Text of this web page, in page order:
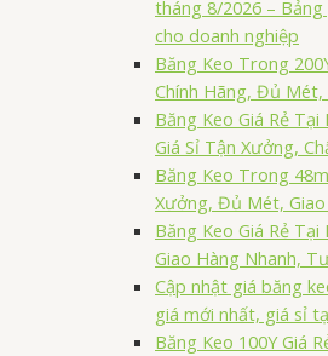
tháng 8/2026 –
cho doanh nghiệp
Băng Keo Trong
Chính Hãng, Đủ Mét,
Băng Keo Giá Rẻ
Giá Sỉ Tận Xưởng,
Băng Keo Trong
Xưởng, Đủ Mét,
Băng Keo Giá Rẻ
Giao Hàng Nhanh,
Cập nhật giá băng
giá mới nhất, giá sỉ
Băng Keo 100Y Giá